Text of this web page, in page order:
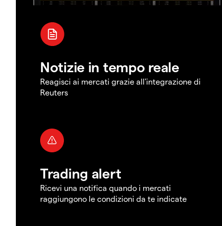
Notizie in tempo reale
Reagisci ai mercati grazie all'integrazione di
Reuters
Trading alert
Ricevi una notifica quando i mercati
raggiungono le condizioni da te indicate